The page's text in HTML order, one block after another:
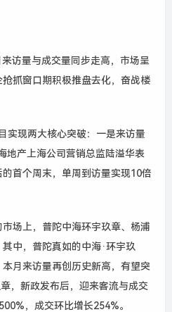
访量与成交量同步走高，市场呈
抓窗口期积极推盘去化，奋战楼
实现两大核心突破：一是来访量
地产上海公司营销总监陆溢华表
首个周末，单周到访量实现10倍
场上，普陀中海环宇玖章、杨浦
中，普陀真如的中海·环宇玖
月来访量再创历史新高，有望突
，新政发布后，迎来客流与成交
，成交环比增长254%。